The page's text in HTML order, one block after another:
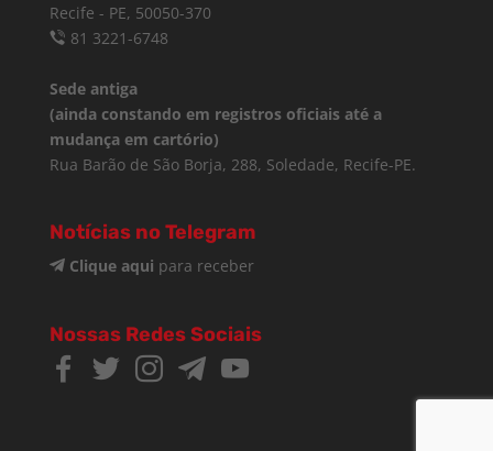
Recife - PE, 50050-370
81 3221-6748
Sede antiga
(ainda constando em registros oficiais até a
mudança em cartório)
Rua Barão de São Borja, 288, Soledade, Recife-PE.
Notícias no Telegram
Clique aqui para receber
Nossas Redes Sociais